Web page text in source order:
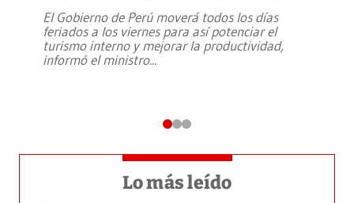
El Gobierno de Perú moverá todos los días
feriados a los viernes para así potenciar el
turismo interno y mejorar la productividad,
informó el ministro...
Lo más leído